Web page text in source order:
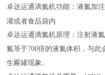
卓达运通滴氮机功能：液氮加
灌或者食品袋内
卓达运通滴氮机原理：注射液
氮等于700倍的液氮体积，与
生匾罐现象。